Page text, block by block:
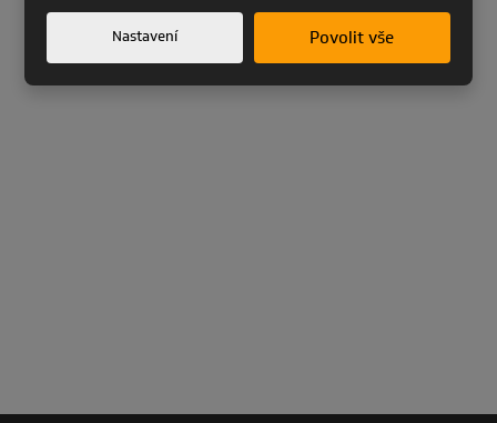
Nastavení Povolit vše